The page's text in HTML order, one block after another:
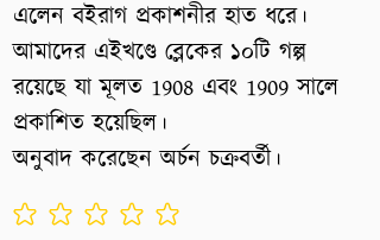
এলেন বইরাগ প্রকাশনীর হাত ধরে।
আমাদের এইখণ্ডে ব্লেকের ১০টি গল্প
রয়েছে যা মূলত 1908 এবং 1909 সালে
প্রকাশিত হয়েছিল।
অনুবাদ করেছেন অর্চন চক্রবর্তী।
No ratings yet